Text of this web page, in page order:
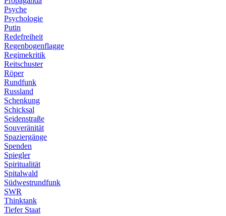
Psyche
Psychologie
Putin
Redefreiheit
Regenbogenflagge
Regimekritik
Reitschuster
Röper
Rundfunk
Russland
Schenkung
Schicksal
Seidenstraße
Souveränität
Spaziergänge
Spenden
Spiegler
Spiritualität
Spitalwald
Südwestrundfunk
SWR
Thinktank
Tiefer Staat